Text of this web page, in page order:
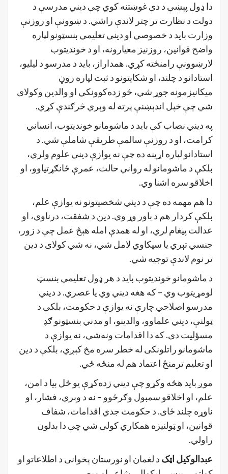
دا ډول پېښې د دې غوښتنه کوي چې دیني مدرسې د
دولت د نظارت تر چتر لاندې راشي. د ښوونې او روزنې
وزارت باید د خصوصي او دیني تعلیمي بنسټونو لپاره
واضح قوانین، روزنیز معیارونه، او د خوندیتوب
لارښوونې رامنځته کړي. همداراز، باید د مدرسو د لیلیو،
استادانو د چلند، او شکایتونو د ثبت لپاره روڼ
میکانیزمونه جوړ شي، څو زده‌کوونکي او والدین وکولای
شي چې خپل اندېښنې پرته له وېري څرګندې کړي.
په دیني نصاب کې باید د ماشومانو خوندیتوب، انساني
کرامت، او د روزنې سالمې طریقې شاملې شي. د
استادانو لپاره اړینه ده چې نه یوازې دیني علوم ولري،
بلکې د ماشومانو له رواني حالت، عمرې ځانګړتیاوو، او
اخلاقو سره اشنا وي.
دا هم مهمه ده چې د دیني شخصیتونو نه یوازې علم،
بلکې کردار هم د باور وړ وي. دین د شفقت، درناوي، او
عدالت پیغام لري، او له همدې امله هېڅ عمل چې د زور،
جنسي تېري یا سپکاوي لامل شي، نه شي کولای د دین
تر نوم لاندې توجیه شي.
د ماشومانو خوندیتوب باید د هر ډول تعلیمي بنسټ
لومړیتوب وي – که هغه دیني وي یا عصري. د دیني
مدرسو اصلاحي چارې نه یوازې د حکومت، بلکې د
ټولنې، دیني علماوو، والدینو، او مدني بنسټونو ګډ
مسؤلیت دی. که دا اقدامات ونه‌شي، نه یوازې د
ماشومانو راتلونکی له خطر سره مخ کېږي، بلکې د دین
او تعلیم ترمنځ اعتماد هم له منځه ځي.
موږ باید هڅه وکړو چې دیني زده‌کړې یو ځل بیا د امن،
علم، او اخلاقو سمبول وګرځوو – نه د وېري، فشار، او
ناوړه چلند ځای. د حکومت جدي اقدامات، شفاف
قوانین، او ټولنیزه همکاري کولی شي چې دا بدلون
راولي.
عبدالوکیل اټک د لغمان او نورستان پخوانی د اطلاعاتو او